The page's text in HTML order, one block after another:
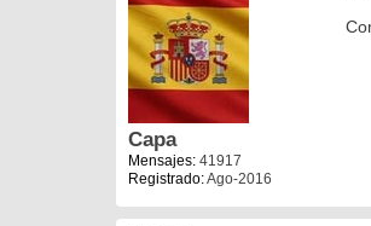
Capa
Mensajes: 41917
Registrado:Ago-2016